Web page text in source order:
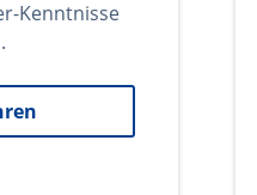
Kenntnisse